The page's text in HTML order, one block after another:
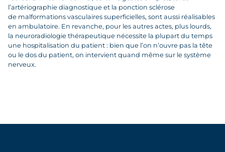
l’artériographie diagnostique et la ponction sclérose
de malformations vasculaires superficielles, sont aussi réalisables
en ambulatoire. En revanche, pour les autres actes, plus lourds,
la neuroradiologie thérapeutique nécessite la plupart du temps
une hospitalisation du patient : bien que l’on n’ouvre pas la tête
ou le dos du patient, on intervient quand même sur le système
nerveux.